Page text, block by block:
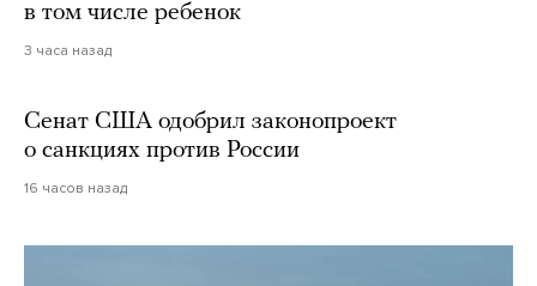
в том числе ребенок
3 часа назад
Сенат США одобрил законопроект
о санкциях против России
16 часов назад